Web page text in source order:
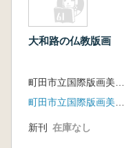
大和路の仏教版画
新刊 在庫なし